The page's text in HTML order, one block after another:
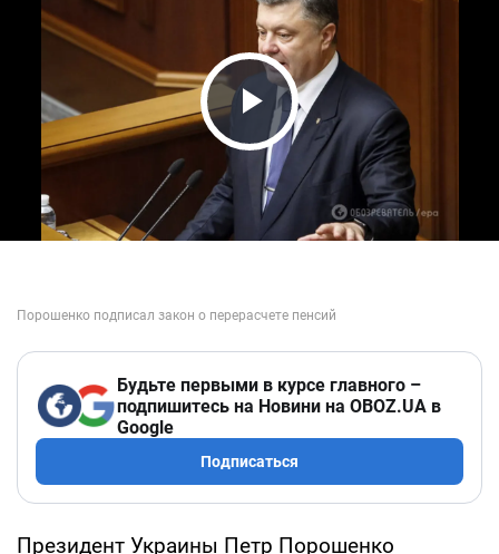
Play Video
Будьте первыми в курсе главного –
подпишитесь на Новини на OBOZ.UA в
Google
Подписаться
Президент Украины Петр Порошенко